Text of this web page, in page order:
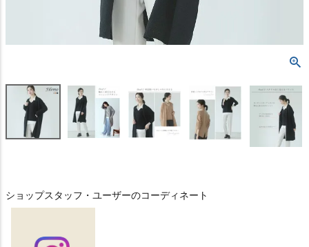
ショップスタッフ・ユーザーのコーディネート